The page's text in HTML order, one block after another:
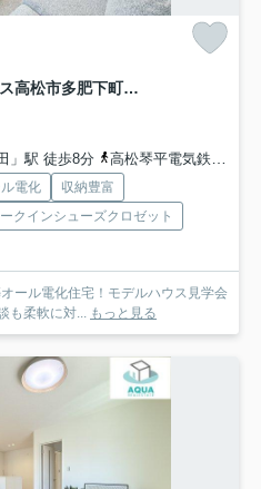
オール電化デザイナーズハウス高松市多肥下町建売②
」駅 徒歩8分
高松琴平電気鉄道琴平線「伏石」駅 徒歩21分
電化
収納豊富
クインシューズクロゼット
ール電化住宅！モデルハウス見学会
も柔軟に対... もっと見る